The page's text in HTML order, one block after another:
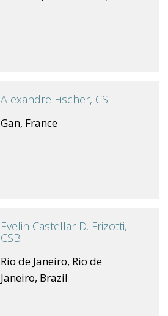
Alexandre Fischer, CS
Gan, France
Evelin Castellar D. Frizotti,
CSB
Rio de Janeiro, Rio de
Janeiro, Brazil